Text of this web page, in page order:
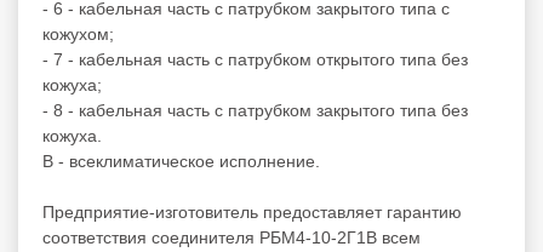
- 6 - кабельная часть с патрубком закрытого типа с
кожухом;
- 7 - кабельная часть с патрубком открытого типа без
кожуха;
- 8 - кабельная часть с патрубком закрытого типа без
кожуха.
В - всеклиматическое исполнение.
Предприятие-изготовитель предоставляет гарантию
соответствия соединителя РБМ4-10-2Г1В всем